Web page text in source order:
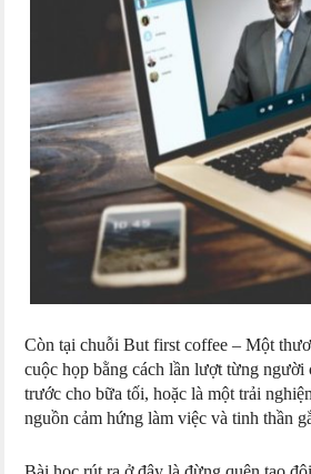
Còn tại chuỗi But first coffee – Một
cuộc họp bằng cách lần lượt từng người
trước cho bữa tối, hoặc là một trải
nguồn cảm hứng làm việc và tinh thần